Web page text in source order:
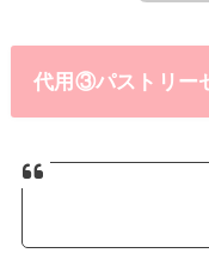
代用③パストリー